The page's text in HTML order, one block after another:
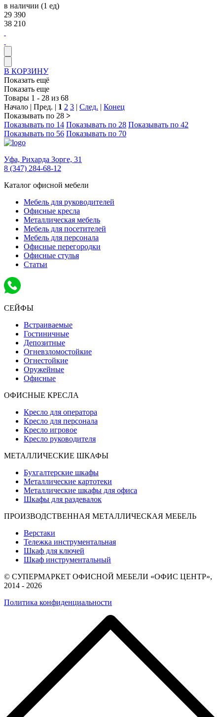
в наличии (1 ед)
29 390
38 210
В КОРЗИНУ
Показать ещё
Показать еще
Товары 1 - 28 из 68
Начало | Пред. | 1 2 3 | След. | Конец
Показывать по 28 >
Показывать по 14 Показывать по 28 Показывать по 42
Показывать по 56 Показывать по 70
Уфа, Рихарда Зорге, 31
8 (347) 284-68-12
Каталог офисной мебели
Мебель для руководителей
Офисные кресла
Металлическая мебель
Мебель для посетителей
Мебель для персонала
Офисные перегородки
Офисные стулья
Статьи
СЕЙФЫ
Встраиваемые
Гостиничные
Депозитные
Огневзломостойкие
Огнестойкие
Оружейные
Офисные
ОФИСНЫЕ КРЕСЛА
Кресло для оператора
Кресло для персонала
Кресло игровое
Кресло руководителя
МЕТАЛЛИЧЕСКИЕ ШКАФЫ
Бухгалтерские шкафы
Металлические картотеки
Металлические шкафы для офиса
Шкафы для раздевалок
ПРОИЗВОДСТВЕННАЯ МЕТАЛЛИЧЕСКАЯ МЕБЕЛЬ
Верстаки
Тележка инструментальная
Шкаф для ключей
Шкаф инструментальный
© СУПЕРМАРКЕТ ОФИСНОЙ МЕБЕЛИ «ОФИС ЦЕНТР»,
2014 - 2026
Политика конфиденциальности